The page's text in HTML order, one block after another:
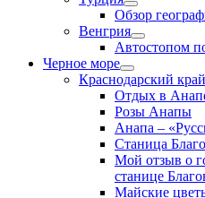
Обзор
Венгрия
Автостопом
Черное море
Краснодарский край
Отдых в
Розы Анапы
Анапа –
Станица
Мой отзыв о
станице
Майские